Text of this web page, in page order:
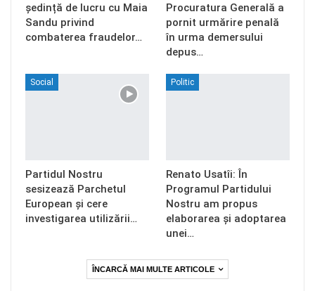
ședință de lucru cu Maia
Sandu privind
combaterea fraudelor…
Procuratura Generală a
pornit urmărire penală
în urma demersului
depus…
Social
Partidul Nostru
sesizează Parchetul
European și cere
investigarea utilizării…
Politic
Renato Usatîi: În
Programul Partidului
Nostru am propus
elaborarea și adoptarea
unei…
ÎNCARCĂ MAI MULTE ARTICOLE